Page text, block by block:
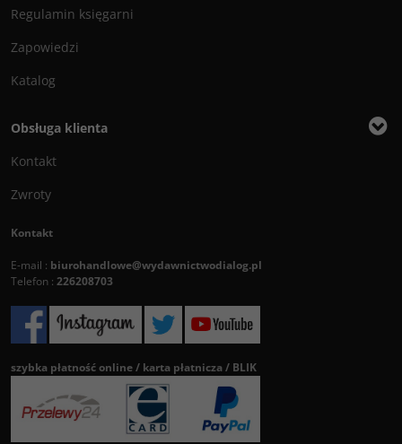
Regulamin księgarni
Zapowiedzi
Katalog
Obsługa klienta
Kontakt
Zwroty
Kontakt
E-mail : biurohandlowe@wydawnictwodialog.pl
Telefon : 226208703
szybka płatność online / karta płatnicza / BLIK